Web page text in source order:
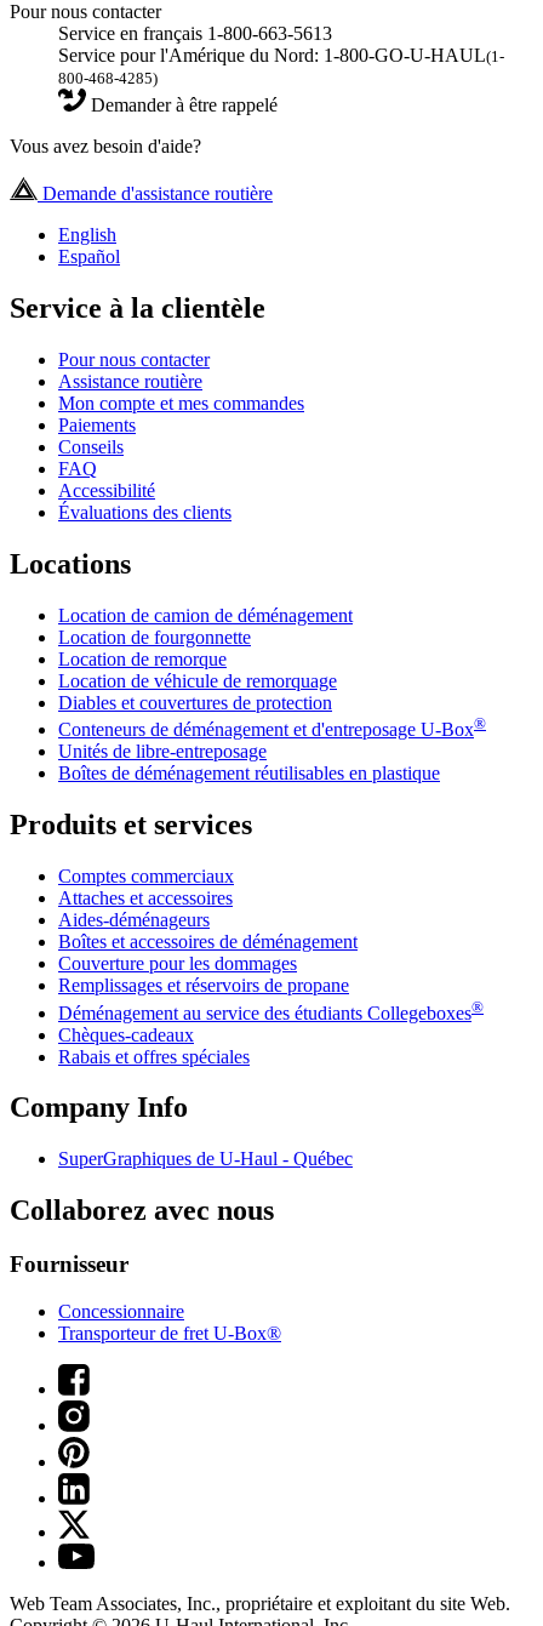
Pour nous contacter
Service en français 1-800-663-5613
Service pour l'Amérique du Nord: 1-800-GO-U-HAUL(1-
800-468-4285)
Demander à être rappelé
Vous avez besoin d'aide?
Demande d'assistance routière
English
Español
Service à la clientèle
Pour nous contacter
Assistance routière
Mon compte et mes commandes
Paiements
Conseils
FAQ
Accessibilité
Évaluations des clients
Locations
Location de camion de déménagement
Location de fourgonnette
Location de remorque
Location de véhicule de remorquage
Diables et couvertures de protection
Conteneurs de déménagement et d'entreposage U-Box®
Unités de libre-entreposage
Boîtes de déménagement réutilisables en plastique
Produits et services
Comptes commerciaux
Attaches et accessoires
Aides-déménageurs
Boîtes et accessoires de déménagement
Couverture pour les dommages
Remplissages et réservoirs de propane
Déménagement au service des étudiants Collegeboxes®
Chèques-cadeaux
Rabais et offres spéciales
Company Info
SuperGraphiques de U-Haul - Québec
Collaborez avec nous
Fournisseur
Concessionnaire
Transporteur de fret U-Box®
Web Team Associates, Inc., propriétaire et exploitant du site Web.